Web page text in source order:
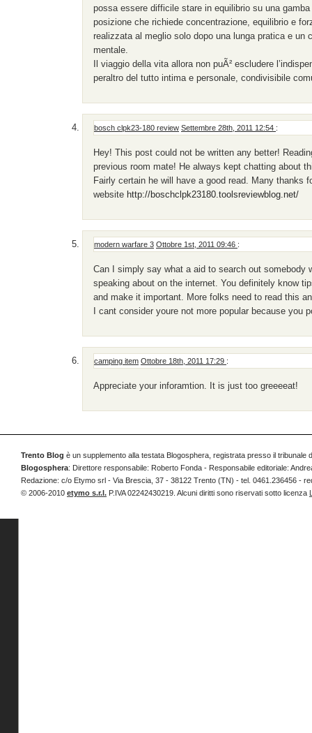
possa essere difficile stare in equilibrio su una
posizione che richiede concentrazione, equilibrio e
realizzata al meglio solo dopo una lunga pratica e un
mentale.
Il viaggio della vita allora non puÃ² escludere
peraltro del tutto intima e personale, condivisibile
bosch clpk23-180 review Settembre 28th, 2011 12:54 :
Hey! This post could not be written any better!
previous room mate! He always kept chatting about
Fairly certain he will have a good read. Many thanks
website http://boschclpk23180.toolsreviewblog.net/
modern warfare 3 Ottobre 1st, 2011 09:46 :
Can I simply say what a aid to search out somebody
speaking about on the internet. You definitely know
and make it important. More folks need to read this
I cant consider youre not more popular because you
camping item Ottobre 18th, 2011 17:29 :
Appreciate your inforamtion. It is just too greeeeat!
Trento Blog è un supplemento alla testata Blogosphera, registrata presso il tribunale
Blogosphera: Direttore responsabile: Roberto Fonda - Responsabile editoriale:
Redazione: c/o Etymo srl - Via Brescia, 37 - 38122 Trento (TN) - tel. 0461.236456 -
© 2006-2010 etymo s.r.l. P.IVA 02242430219. Alcuni diritti sono riservati sotto licenza